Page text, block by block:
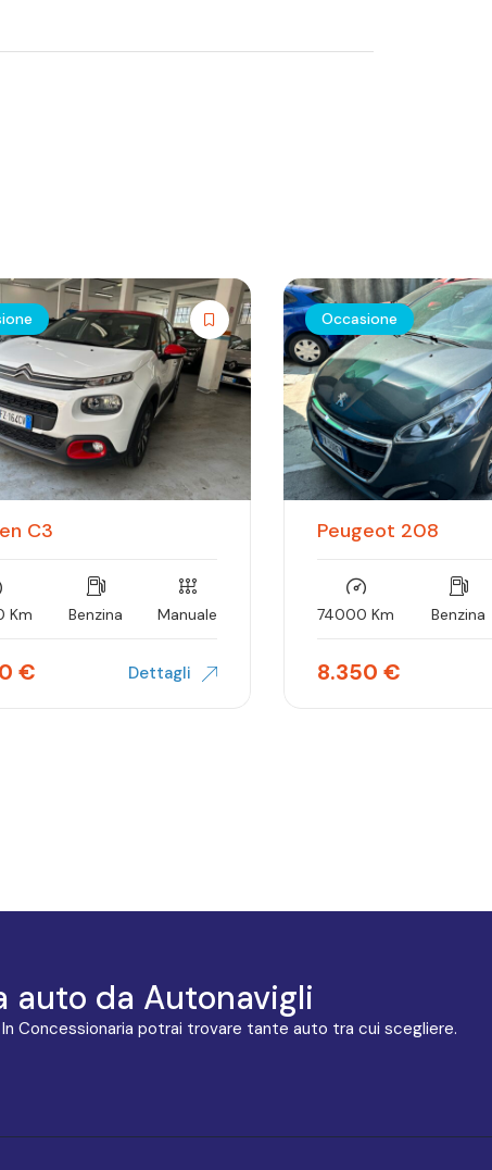
C3
Km Benzina Manuale
€ Dettagli
Occasione
Peugeot 208
74000 Km Benzina
8.350 €
auto da Autonavigli
Concessionaria potrai trovare tante auto tra cui scegliere.